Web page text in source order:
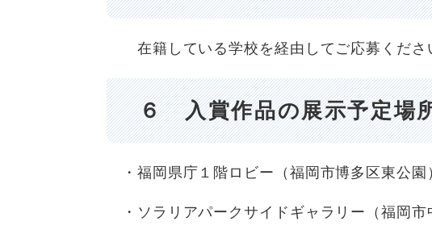
在籍している学校を経由してご応募くださ
６ 入賞作品の展示予定場
・福岡県庁１階ロビー（福岡市博多区東公園
・ソラリアパークサイドギャラリー（福岡市